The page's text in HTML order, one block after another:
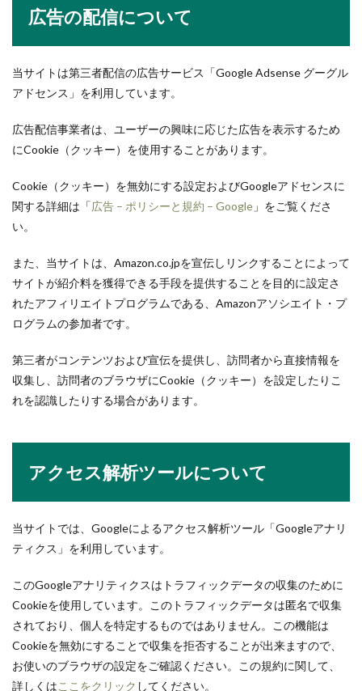
広告の配信について
当サイトは第三者配信の広告サービス「Google Adsense グーグル
アドセンス」を利用しています。
広告配信事業者は、ユーザーの興味に応じた広告を表示するため
にCookie（クッキー）を使用することがあります。
Cookie（クッキー）を無効にする設定およびGoogleアドセンスに
関する詳細は「広告 – ポリシーと規約 – Google 」をご覧くださ
い。
また、当サイトは、Amazon.co.jpを宣伝しリンクすることによって
サイトが紹介料を獲得できる手段を提供することを目的に設定さ
れたアフィリエイトプログラムである、Amazonアソシエイト・プ
ログラムの参加者です。
第三者がコンテンツおよび宣伝を提供し、訪問者から直接情報を
収集し、訪問者のブラウザにCookie（クッキー）を設定したりこ
れを認識したりする場合があります。
アクセス解析ツールについて
当サイトでは、Googleによるアクセス解析ツール「Googleアナリ
ティクス」を利用しています。
このGoogleアナリティクスはトラフィックデータの収集のために
Cookieを使用しています。このトラフィックデータは匿名で収集
されており、個人を特定するものではありません。この機能は
Cookieを無効にすることで収集を拒否することが出来ますので、
お使いのブラウザの設定をご確認ください。この規約に関して、
詳しくはここをクリック してください。